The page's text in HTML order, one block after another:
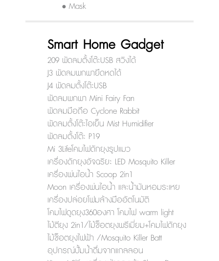
• Mask
Smart Home Gadget
209 พัดลมตั้งโต๊ะUSB สวิงได้
J3 พัดลมพกพายืดหดได้
J4 พัดลมตั้งโต๊ะUSB
พัดลมพกพา Mini Fairy Fan
พัดลมมือถือ Cyclone Rabbit
พัดลมตั้งโต๊ะไอเย็น Mist Humidifier
พัดลมตั้งโต๊ะ P19
Mi 3Lifeโคมไฟดักยุงรูปแมว
เครื่องดักยุงอัจฉริยะ LED Mosquito Killer
เครื่องพ่นไอน้ำ Scoop 2in1
Moon เครื่องพ่นไอน้ำ และน้ำมันหอมระเหย
เครื่องปล่อยโฟมล้างมืออัตโนมัติ
โคมไฟดูดยุง360องศา โคมไฟ warm light
ไม้ตียุง 2in1/ไม้ช็อตยุงพรีเมี่ยม+โคมไฟดักยุง
ไม้ช็อตยุงไฟฟ้า /Mosquito Killer Batt
อุปกรณ์ปั้มน้ำดื่มจากแกลลอน